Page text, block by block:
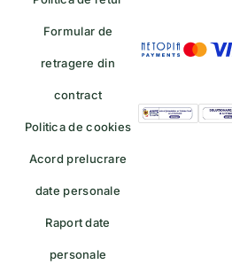
Formular de
retragere din
contract
Politica de cookies
Acord prelucrare
date personale
Raport date
personale